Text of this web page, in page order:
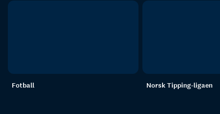
Fotball Norsk Tipping-ligaen